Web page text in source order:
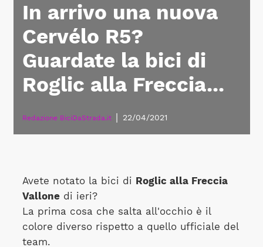
In arrivo una nuova
Cervélo R5?
Guardate la bici di
Roglic alla Freccia...
Redazione BiciDaStrada.it 22/04/2021
Avete notato la bici di Roglic alla Freccia
Vallonedi ieri?
La prima cosa che salta all'occhio è il
colore diverso rispetto a quello ufficiale del
team.